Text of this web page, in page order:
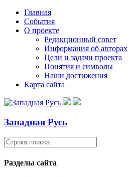
Главная
События
О проекте
Редакционный совет
Информация об авторах
Цели и задачи проекта
Понятия и символы
Наши достижения
Карта сайта
Западная Русь
Разделы сайта